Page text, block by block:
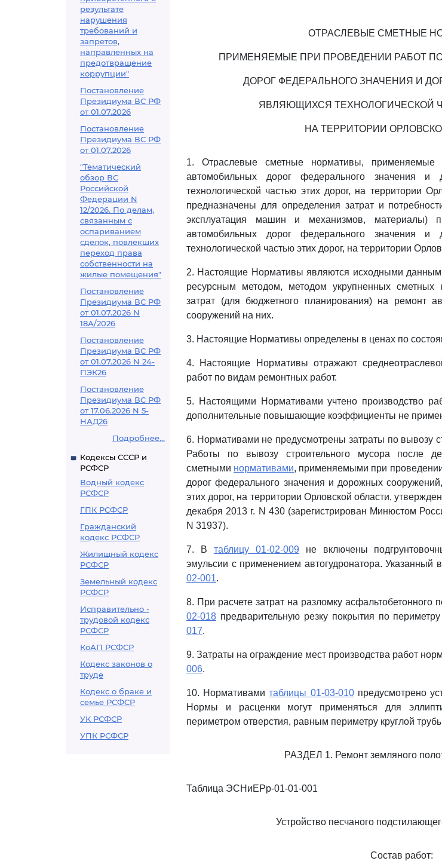
результате
нарушения
требований и
запретов,
направленных на
предотвращение
коррупции"
Постановление
Президиума ВС РФ
от 01.07.2026
Постановление
Президиума ВС РФ
от 01.07.2026
"Тематический
обзор ВС
Российской
Федерации N
12/2026. По делам,
связанным с
оспариванием
сделок, повлекших
переход права
собственности на
жилые помещения"
Постановление
Президиума ВС РФ
от 01.07.2026 N
18А/2026
Постановление
Президиума ВС РФ
от 01.07.2026 N 24-
ПЭК26
Постановление
Президиума ВС РФ
от 17.06.2026 N 5-
НАД26
Подробнее...
Кодексы СССР и
РСФСР
Водный кодекс
РСФСР
ГПК РСФСР
Гражданский
кодекс РСФСР
Жилищный кодекс
РСФСР
Земельный кодекс
РСФСР
Исправительно -
трудовой кодекс
РСФСР
КоАП РСФСР
Кодекс законов о
труде
Кодекс о браке и
семье РСФСР
УК РСФСР
УПК РСФСР
ОТРАСЛЕВЫЕ СМЕТНЫЕ
ПРИМЕНЯЕМЫЕ ПРИ ПРОВЕДЕНИИ РАБОТ
ДОРОГ ФЕДЕРАЛЬНОГО ЗНАЧЕНИЯ И
ЯВЛЯЮЩИХСЯ ТЕХНОЛОГИЧЕСКОЙ
НА ТЕРРИТОРИИ
1. Отраслевые сметные нормативы,
автомобильных дорог федерального значения и
технологической частью этих дорог, на территории
предназначены для определения затрат и
эксплуатация машин и механизмов, материалы)
автомобильных дорог федерального значения и
технологической частью этих дорог, на территории
2. Настоящие Нормативы являются исходными
ресурсным методом, методом укрупненных
затрат (для бюджетного планирования) на ремонт
сооружений на них.
3. Настоящие Нормативы определены в ценах по
4. Настоящие Нормативы отражают
работ по видам ремонтных работ.
5. Настоящими Нормативами учтено производство
дополнительные повышающие коэффициенты не
6. Нормативами не предусмотрены затраты по вывозу
Работы по вывозу строительного мусора после
сметными нормативами, применяемыми при
дорог федерального значения и дорожных
этих дорог, на территории Орловской области,
декабря 2013 г. N 430 (зарегистрирован Минюстом
N 31937).
7. В таблицу 01-02-009 не включены
эмульсии с применением автогудронатора. Указанный
02-001.
8. При расчете затрат на разломку асфальтобетонного
02-018 предварительную резку покрытия по
017.
9. Затраты на ограждение мест производства работ
006.
10. Нормативамитаблицы 01-03-010предусмотрено
Нормы и расценки могут применяться для
периметром отверстия, равным периметру круглой
РАЗДЕЛ 1. Ремонт земляного
Таблица ЭСНиЕРр-01-01-001
Устройство песчаного
Состав работ: